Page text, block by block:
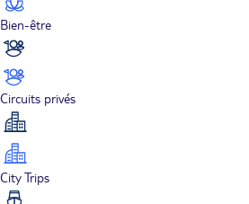
Bien-être
Circuits privés
City Trips